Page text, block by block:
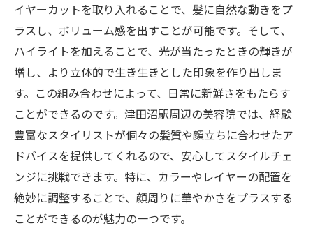
イヤーカットを取り入れることで、髪に自然な動きをプ
ラスし、ボリューム感を出すことが可能です。そして、
ハイライトを加えることで、光が当たったときの輝きが
増し、より立体的で生き生きとした印象を作り出しま
す。この組み合わせによって、日常に新鮮さをもたらす
ことができるのです。津田沼駅周辺の美容院では、経験
豊富なスタイリストが個々の髪質や顔立ちに合わせたア
ドバイスを提供してくれるので、安心してスタイルチェ
ンジに挑戦できます。特に、カラーやレイヤーの配置を
絶妙に調整することで、顔周りに華やかさをプラスする
ことができるのが魅力の一つです。